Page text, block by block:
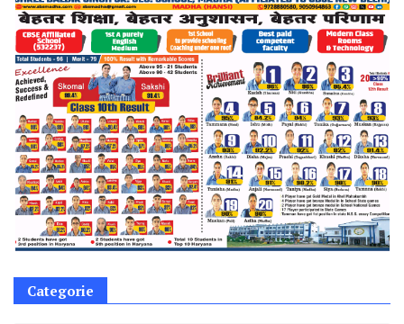
Categorie